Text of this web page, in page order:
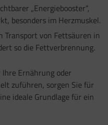
„Energiebooster“,
besonders im Herzmuskel.
Transport von Fettsäuren in
so die Fettverbrennung.
Ernährung oder
zuführen, sorgen Sie für
ideale Grundlage für ein